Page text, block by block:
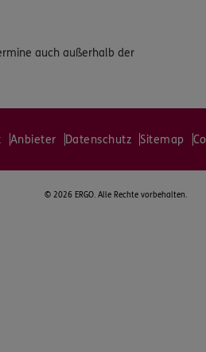
auch außerhalb der
Anbieter Datenschutz Sitemap
© 2026 ERGO. Alle Rechte vorbehalten.